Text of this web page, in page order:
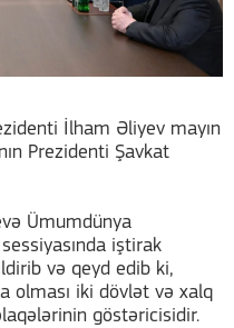
İlham Əliyev mayın
Prezidenti Şavkat
Ümumdünya
iştirak
və qeyd edib ki,
olması iki dövlət və xalq
göstəricisidir.